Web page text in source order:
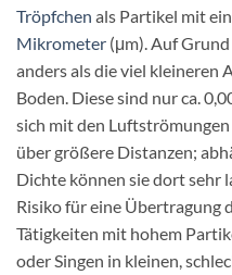
Tröpfchen als Partikel mit
Mikrometer (μm). Auf
anders als die viel kleineren
Boden. Diese sind nur ca.
sich mit den
über größere Distanzen;
Dichte können sie dort sehr
Risiko für eine Übertragung
Tätigkeiten mit hohem
oder Singen in kleinen,